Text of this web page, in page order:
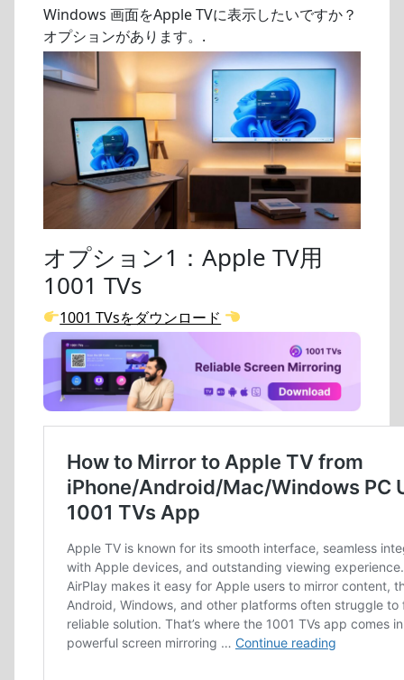
Windows 画面をApple TVに表示したいですか？
オプションがあります。.
オプション1：Apple TV用
1001 TVs
1001 TVsをダウンロード